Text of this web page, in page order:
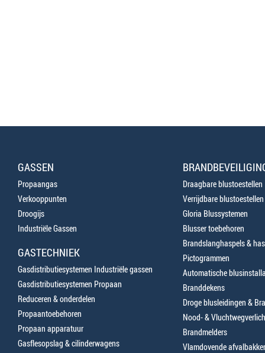
GASSEN
Propaangas
Verkooppunten
Droogijs
Industriële Gassen
GASTECHNIEK
Gasdistributiesystemen Industriële gassen
Gasdistributiesystemen Propaan
Reduceren & onderdelen
Propaantoebehoren
Propaan apparatuur
Gasflesopslag & cilinderwagens
Draagbare blustoestellen
Verrijdbare blustoestellen
Gloria Blussystemen
Blusser toebehoren
Brandslanghaspels &
Pictogrammen
Automatische
Branddekens
Droge blusleidingen &
Nood- &
Brandmelders
Vlamdovende